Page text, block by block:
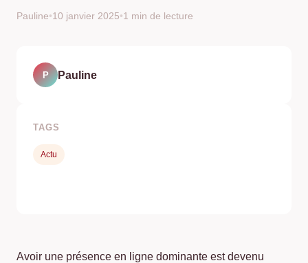
Pauline•10 janvier 2025•1 min de lecture
Avoir une présence en ligne dominante est devenu
P Pauline
TAGS
Actu